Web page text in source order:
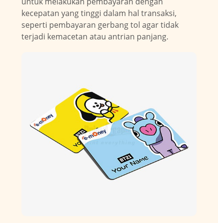
kecepatan yang tinggi dalam hal transaksi,
seperti pembayaran gerbang tol agar tidak
terjadi kemacetan atau antrian panjang.